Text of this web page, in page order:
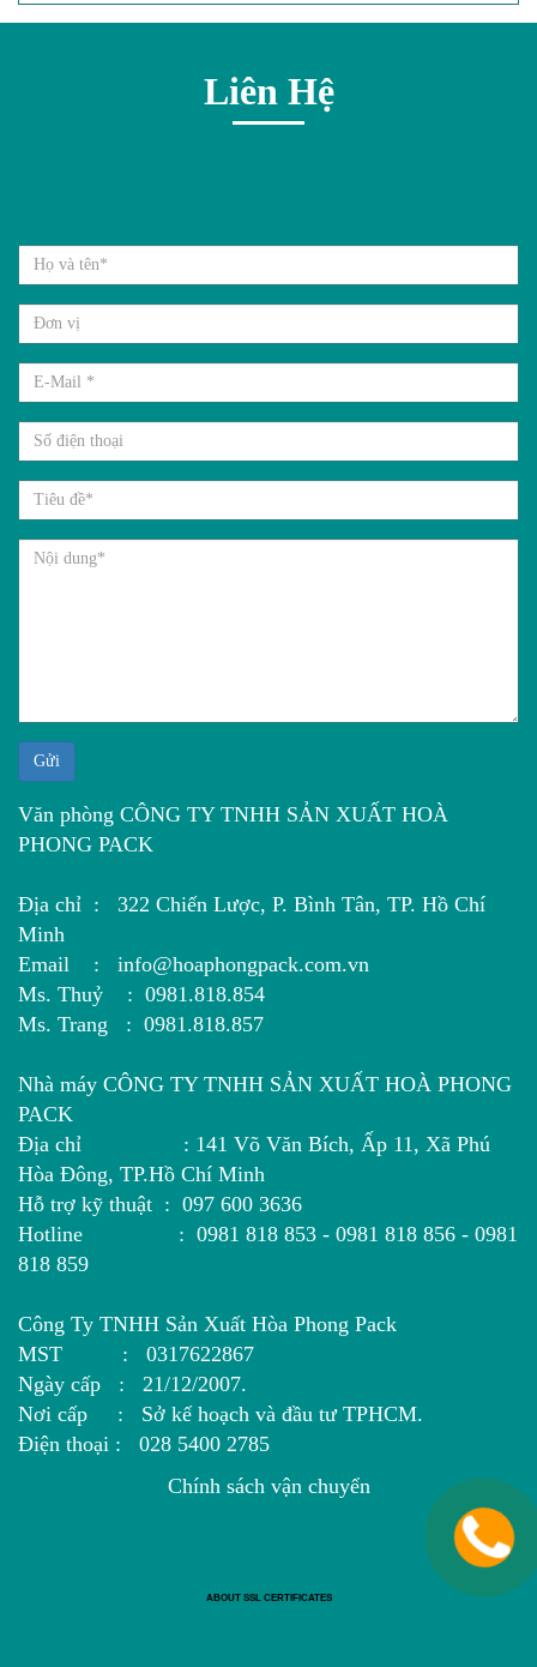
Liên Hệ
Gửi
Văn phòng CÔNG TY TNHH SẢN XUẤT HOÀ
PHONG PACK
Địa chỉ : 322 Chiến Lược, P. Bình Tân, TP. Hồ Chí
Minh
Email : info@hoaphongpack.com.vn
Ms. Thuỷ : 0981.818.854
Ms. Trang : 0981.818.857
Nhà máy CÔNG TY TNHH SẢN XUẤT HOÀ PHONG
PACK
Địa chỉ : 141 Võ Văn Bích, Ấp 11, Xã Phú
Hòa Đông, TP.Hồ Chí Minh
Hỗ trợ kỹ thuật : 097 600 3636
Hotline : 0981 818 853 - 0981 818 856 - 0981
818 859
Công Ty TNHH Sản Xuất Hòa Phong Pack
MST : 0317622867
Ngày cấp : 21/12/2007.
Nơi cấp : Sở kế hoạch và đầu tư TPHCM.
Điện thoại : 028 5400 2785
Chính sách vận chuyển
ABOUT SSL CERTIFICATES